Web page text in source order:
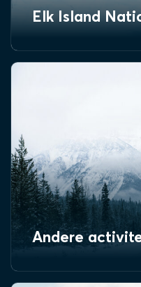
Elk Island
Andere